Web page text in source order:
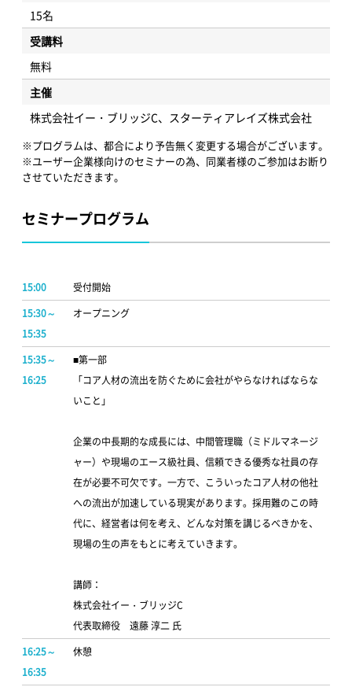
15名
受講料
無料
主催
株式会社イー・ブリッジC、スターティアレイズ株式会社
※プログラムは、都合により予告無く変更する場合がございます。
※ユーザー企業様向けのセミナーの為、同業者様のご参加はお断り
させていただきます。
セミナープログラム
15:00
受付開始
15:30～
15:35
オープニング
15:35～
16:25
■第一部
「コア人材の流出を防ぐために会社がやらなければならな
いこと」
企業の中長期的な成長には、中間管理職（ミドルマネージ
ャー）や現場のエース級社員、信頼できる優秀な社員の存
在が必要不可欠です。一方で、こういったコア人材の他社
への流出が加速している現実があります。採用難のこの時
代に、経営者は何を考え、どんな対策を講じるべきかを、
現場の生の声をもとに考えていきます。
講師：
株式会社イー・ブリッジC
代表取締役 遠藤 淳二 氏
16:25～
16:35
休憩